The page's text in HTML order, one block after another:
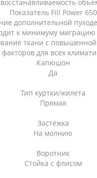
восстанавливаемость
Показатель Fill Power 650
дополнительной
к минимуму миграцию
ткани с
для всех
Капюшон
Да
Тип куртки/жилета
Прямая
Застёжка
На молнию
Воротник
Стойка с флисом